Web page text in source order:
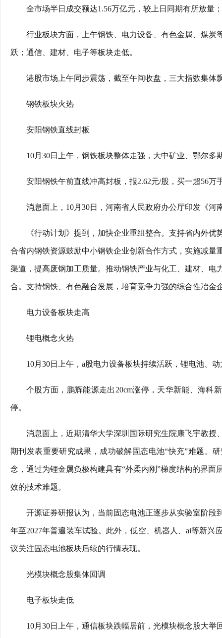
全市场半日成交额达1.56万亿元，较上日同期有所放量
行业板块方面，上午钢铁、电力设备、有色金属、煤
跃；通信、建材、电子等板块走低。
港股市场上午同步震荡，截至午间收盘，三大指数集体
钢铁板块火热
安阳钢铁直线封板
10月30日上午，钢铁板块整体走强，大中矿业、鄂尔多
安阳钢铁午前直线冲高封板，报2.62元/股，买一超56万
消息面上，10月30日，河南省人民政府办公厅印发《河
《行动计划》提到，加快企业重组整合。支持省内外
合省内钢铁资源鼓励中小钢铁企业创新合作方式，实施减
渠道，提高废钢加工质量。推动钢铁产业与化工、建材、
合。支持钢铁、有色融合发展，培育竞争力强的综合性冶金
电力设备板块走高
锂电概念火热
10月30日上午，a股电力设备板块持续活跃，锂电池、
个股方面，鹏辉能源走出20cm涨停，天华新能、海科
停。
消息面上，近期清华大学深圳国际研究生院康飞宇教
期刊发表重要研究成果，成功破解固态电池“快充”难题。
念，通过为锂金属负极构建具有“外柔内刚”梯度结构的界
效的技术难题。
开源证券研报认为，当前固态电池正逐步从实验室阶段
年至2027年普遍装车试验。此外，低空、机器人、ai等新
议关注固态电池板块后续的行情表现。
光模块概念股集体回调
电子板块走低
10月30日上午，通信板块跌幅居前，光模块概念股大